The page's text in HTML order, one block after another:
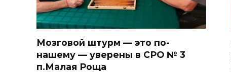
Мозговой штурм — это по-
нашему — уверены в СРО № 3
п.Малая Роща